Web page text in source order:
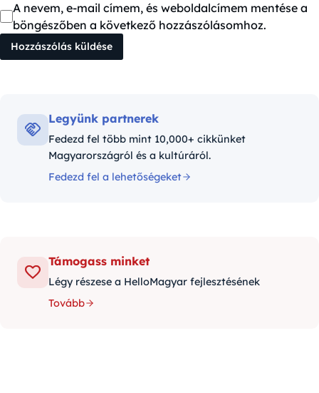
A nevem, e-mail címem, és weboldalcímem mentése a
böngészőben a következő hozzászólásomhoz.
Legyünk partnerek
Fedezd fel több mint 10,000+ cikkünket
Magyarországról és a kultúráról.
Fedezd fel a lehetőségeket
Támogass minket
Légy részese a HelloMagyar fejlesztésének
Tovább